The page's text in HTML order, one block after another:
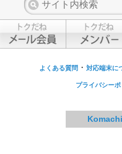
よくある質問 ・ 対応端末に
プライバシー